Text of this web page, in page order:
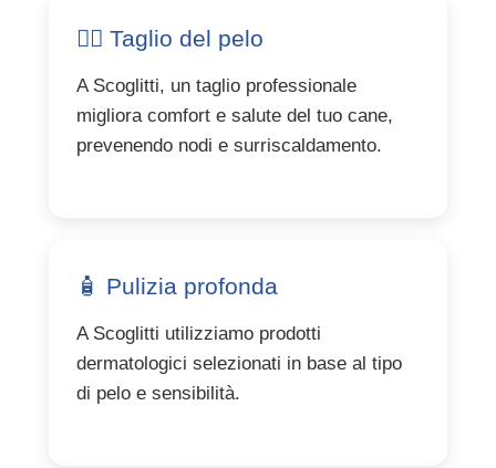
💇‍♂️ Taglio del pelo
A Scoglitti, un taglio professionale
migliora comfort e salute del tuo cane,
prevenendo nodi e surriscaldamento.
🧴 Pulizia profonda
A Scoglitti utilizziamo prodotti
dermatologici selezionati in base al tipo
di pelo e sensibilità.